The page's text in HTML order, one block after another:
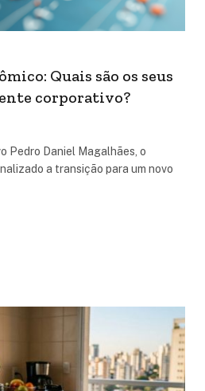
Quais são os seus
corporativo?
Pedro Daniel Magalhães, o
a transição para um novo